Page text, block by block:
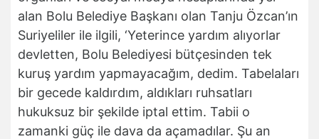
alan Bolu Belediye Başkanı olan Tanju Özcan’ın
Suriyeliler ile ilgili, ‘Yeterince yardım alıyorlar
devletten, Bolu Belediyesi bütçesinden tek
kuruş yardım yapmayacağım, dedim. Tabelaları
bir gecede kaldırdım, aldıkları ruhsatları
hukuksuz bir şekilde iptal ettim. Tabii o
zamanki güç ile dava da açamadılar. Şu an